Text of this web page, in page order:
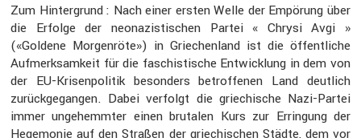
Zum Hinter­grund : Nach einer ersten Welle der Empörung über
die Erfolge der neona­zis­ti­schen Partei « Chrysi Avgi »
(«Goldene Morgen­röte») in Griechen­land ist die öffent­liche
Aufmerk­sam­keit für die faschis­ti­sche Entwick­lung in dem von
der EU-Krisen­po­litik beson­ders betrof­fenen Land deutlich
zurück­ge­gangen. Dabei verfolgt die griechi­sche Nazi-Partei
immer ungehemmter einen brutalen Kurs zur Errin­gung der
Hegemonie auf den Straßen der griechi­schen Städte, dem vor